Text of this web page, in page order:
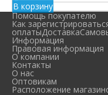
В корзину
Помощь покупателю
Как
оплатыДоставка
Информация
Правовая информация
О компании
Контакты
О нас
Оптовикам
Расположение